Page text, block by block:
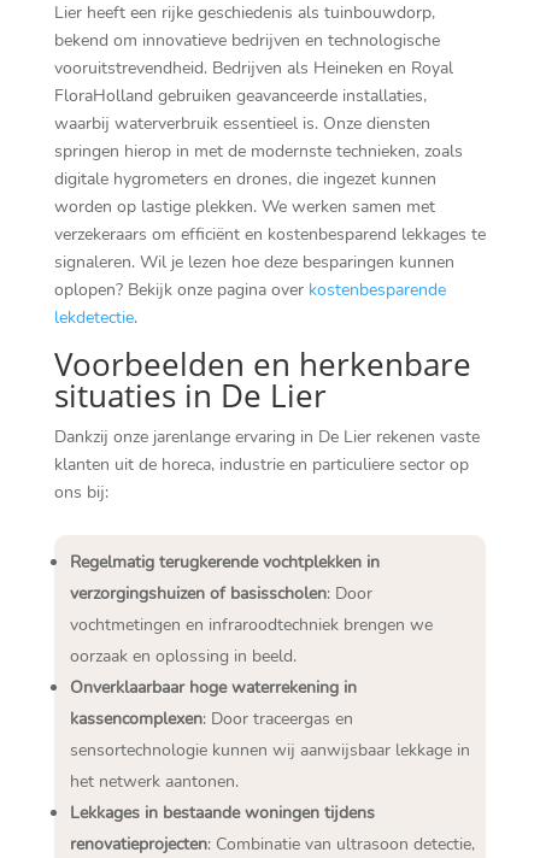
Lier heeft een rijke geschiedenis als tuinbouwdorp,
bekend om innovatieve bedrijven en technologische
vooruitstrevendheid. Bedrijven als Heineken en Royal
FloraHolland gebruiken geavanceerde installaties,
waarbij waterverbruik essentieel is. Onze diensten
springen hierop in met de modernste technieken, zoals
digitale hygrometers en drones, die ingezet kunnen
worden op lastige plekken. We werken samen met
verzekeraars om efficiënt en kostenbesparend lekkages te
signaleren. Wil je lezen hoe deze besparingen kunnen
oplopen? Bekijk onze pagina over kostenbesparende
lekdetectie.
Voorbeelden en herkenbare
situaties in De Lier
Dankzij onze jarenlange ervaring in De Lier rekenen vaste
klanten uit de horeca, industrie en particuliere sector op
ons bij:
Regelmatig terugkerende vochtplekken in
verzorgingshuizen of basisscholen: Door
vochtmetingen en infraroodtechniek brengen we
oorzaak en oplossing in beeld.
Onverklaarbaar hoge waterrekening in
kassencomplexen: Door traceergas en
sensortechnologie kunnen wij aanwijsbaar lekkage in
het netwerk aantonen.
Lekkages in bestaande woningen tijdens
renovatieprojecten: Combinatie van ultrasoon detectie,